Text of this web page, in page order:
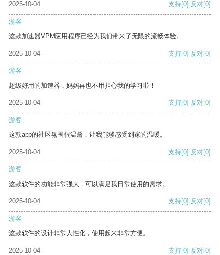
2025-10-04
支持[0] 反对[0]
游客
这款加速器VPM应用程序已经为我们带来了无限的流畅体验。
2025-10-04 支持[0] 反对[0]
游客
超级好用的加速器，妈妈再也不用担心我的学习啦！
2025-10-04 支持[0] 反对[0]
游客
这款app的社区氛围很温馨，让我能够感受到家的温暖。
2025-10-04 支持[0] 反对[0]
游客
这款软件的功能非常强大，可以满足我日常使用的需求。
2025-10-04 支持[0] 反对[0]
游客
这款软件的设计非常人性化，使用起来非常方便。
2025-10-04 支持[0] 反对[0]